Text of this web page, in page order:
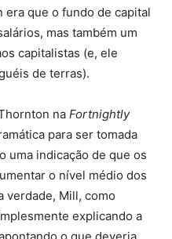
que o fundo de capital
mas também um
capitalistas (e, ele
de terras).
na Fortnightly
para ser tomada
uma indicação de que os
o nível médio dos
verdade, Mill, como
explicando a